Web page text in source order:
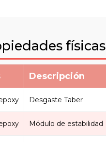
físicas
Descripción
Desgaste Taber
Módulo de estabilidad